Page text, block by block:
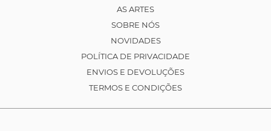
AS ARTES
SOBRE NÓS
NOVIDADES
POLÍTICA DE PRIVACIDADE
ENVIOS E DEVOLUÇÕES
TERMOS E CONDIÇÕES